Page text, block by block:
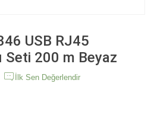
USB RJ45
Seti 200 m Beyaz
İlk Sen Değerlendir